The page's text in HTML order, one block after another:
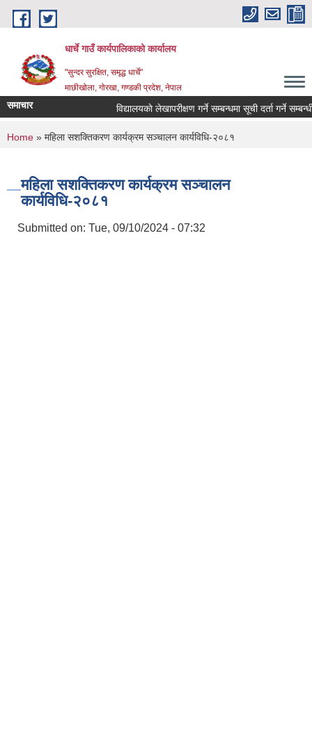
Skip to main content
धार्चे गाउँ कार्यपालिकाको कार्यालय
"सुन्दर सुरक्षित, समृद्ध धार्चे"
माछीखोला, गोरखा, गण्डकी प्रदेश, नेपाल
समाचार विद्यालयकाे लेखापरीक्षण गर्ने सम्बन्धमा सूची दर्ता गर्ने सम्बन्धी
You are here
Home » महिला सशक्तिकरण कार्यक्रम सञ्चालन कार्यविधि-२०८१
महिला सशक्तिकरण कार्यक्रम सञ्चालन
कार्यविधि-२०८१
Submitted on: Tue, 09/10/2024 - 07:32